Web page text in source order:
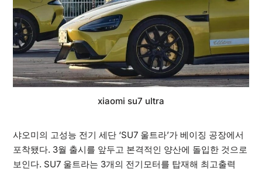
xiaomi su7 ultra
샤오미의 고성능 전기 세단 ‘SU7 울트라’가 베이징 공장에서
포착됐다. 3월 출시를 앞두고 본격적인 양산에 돌입한 것으로
보인다. SU7 울트라는 3개의 전기모터를 탑재해 최고출력